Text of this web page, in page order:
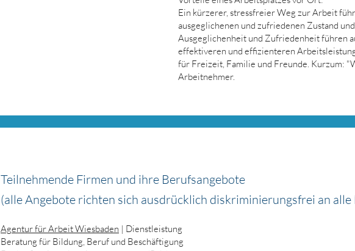
Ein kürzerer, stressfreier Weg zur Arbeit
ausgeglichenen und zufriedenen Zustand
Ausgeglichenheit und Zufriedenheit führen
effektiveren und effizienteren
für Freizeit, Familie und Freunde. Kurzum:
Arbeitnehmer.
Teilnehmende Firmen und ihre Berufsangebote
(alle Angebote richten sich ausdrücklich diskriminierungsfrei an alle
Agentur für Arbeit Wiesbaden | Dienstleistung
Beratung für Bildung, Beruf und Beschäftigung